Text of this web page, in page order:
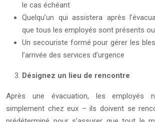
le cas échéant
Quelqu’un qui assistera après
que tous les employés sont présents
Un secouriste formé pour gérer les
l’arrivée des services d’urgence
Désignez un lieu de rencontre
Après une évacuation, les employés
simplement chez eux – ils doivent se